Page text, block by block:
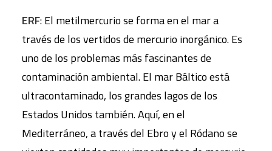
ERF: El metilmercurio se forma en el mar a
través de los vertidos de mercurio inorgánico. Es
uno de los problemas más fascinantes de
contaminación ambiental. El mar Báltico está
ultracontaminado, los grandes lagos de los
Estados Unidos también. Aquí, en el
Mediterráneo, a través del Ebro y el Ródano se